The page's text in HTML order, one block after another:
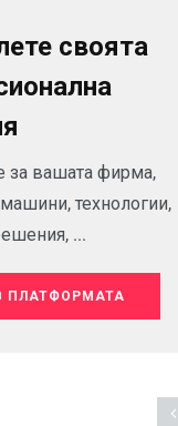
своята
за вашата фирма,
технологии,
...
ПЛАТФОРМАТА